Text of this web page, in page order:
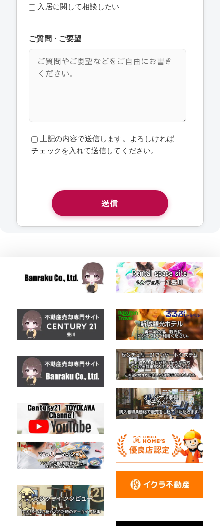
入居に関して相談したい
ご質問・ご要望
上記の内容で送信します。よろしければ
チェックを入れて送信してください。